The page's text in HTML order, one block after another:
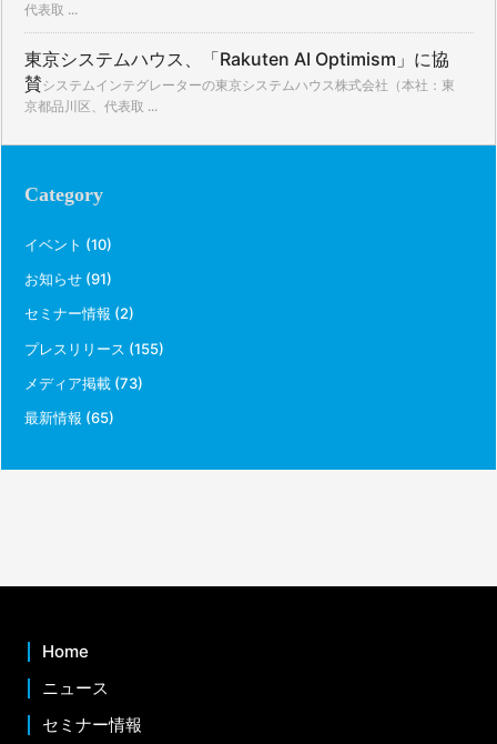
代表取 ...
東京システムハウス、「Rakuten AI Optimism」に協
賛システムインテグレーターの東京システムハウス株式会社（本社：東
京都品川区、代表取 ...
Category
イベント (10)
お知らせ(91)
セミナー情報 (2)
プレスリリース (155)
メディア掲載(73)
最新情報 (65)
Home
ニュース
セミナー情報